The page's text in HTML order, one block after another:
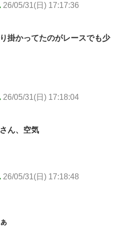
26/05/31(日) 17:17:36
掛かってたのがレースでも少
26/05/31(日) 17:18:04
ん、空気
26/05/31(日) 17:18:48